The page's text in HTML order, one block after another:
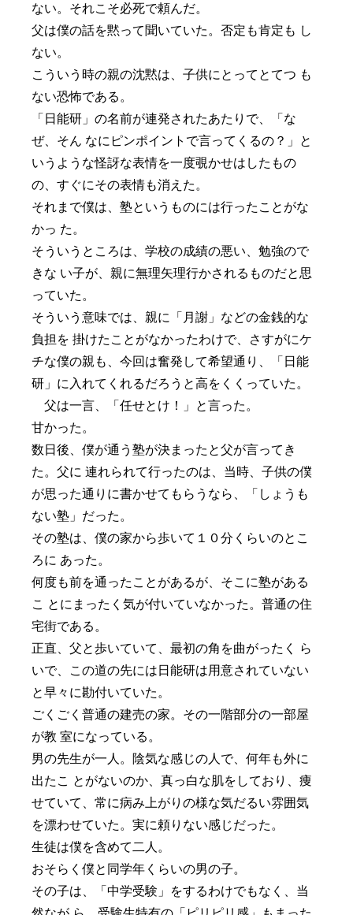
ない。それこそ必死で頼んだ。
父は僕の話を黙って聞いていた。否定も肯定も し
ない。
こういう時の親の沈黙は、子供にとってとてつ も
ない恐怖である。
「日能研」の名前が連発されたあたりで、「な
ぜ、そん なにピンポイントで言ってくるの？」と
いうような怪訝な表情を一度覗かせはしたもの
の、すぐにその表情も消えた。
それまで僕は、塾というものには行ったことがな
かっ た。
そういうところは、学校の成績の悪い、勉強ので
きな い子が、親に無理矢理行かされるものだと思
っていた。
そういう意味では、親に「月謝」などの金銭的な
負担を 掛けたことがなかったわけで、さすがにケ
チな僕の親も、今回は奮発して希望通り、「日能
研」に入れてくれるだろうと高をくくっていた。
父は一言、「任せとけ！」と言った。
甘かった。
数日後、僕が通う塾が決まったと父が言ってき
た。父に 連れられて行ったのは、当時、子供の僕
が思った通りに書かせてもらうなら、「しょうも
ない塾」だった。
その塾は、僕の家から歩いて１０分くらいのとこ
ろに あった。
何度も前を通ったことがあるが、そこに塾がある
こ とにまったく気が付いていなかった。普通の住
宅街である。
正直、父と歩いていて、最初の角を曲がったく ら
いで、この道の先には日能研は用意されていない
と早々に勘付いていた。
ごくごく普通の建売の家。その一階部分の一部屋
が教 室になっている。
男の先生が一人。陰気な感じの人で、何年も外に
出たこ とがないのか、真っ白な肌をしており、痩
せていて、常に病み上がりの様な気だるい雰囲気
を漂わせていた。実に頼りない感じだった。
生徒は僕を含めて二人。
おそらく僕と同学年くらいの男の子。
その子は、「中学受験」をするわけでもなく、当